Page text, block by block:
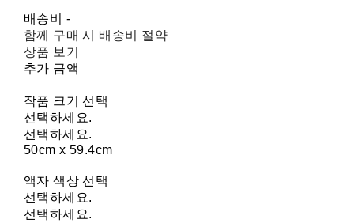
배송비 -
함께 구매 시 배송비 절약
상품 보기
추가 금액
작품 크기 선택
선택하세요.
선택하세요.
50cm x 59.4cm
액자 색상 선택
선택하세요.
선택하세요.